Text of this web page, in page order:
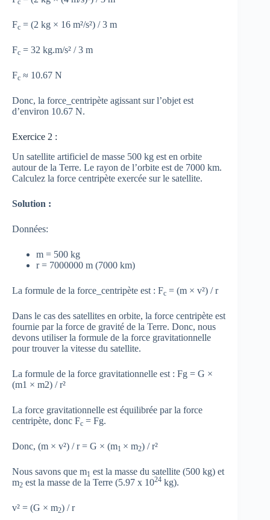
c
Fc = (2 kg × 16 m²/s²) / 3 m
Fc = 32 kg.m/s² / 3 m
Fc ≈ 10.67 N
Donc, la force_centripète agissant sur l’objet est
d’environ 10.67 N.
Exercice 2 :
Un satellite artificiel de masse 500 kg est en orbite
autour de la Terre. Le rayon de l’orbite est de 7000 km.
Calculez la force centripète exercée sur le satellite.
Solution :
Données:
m = 500 kg
r = 7000000 m (7000 km)
La formule de la force_centripète est : Fc = (m × v²) / r
Dans le cas des satellites en orbite, la force centripète est
fournie par la force de gravité de la Terre. Donc, nous
devons utiliser la formule de la force gravitationnelle
pour trouver la vitesse du satellite.
La formule de la force gravitationnelle est : Fg = G ×
(m1 × m2) / r²
La force gravitationnelle est équilibrée par la force
centripète, donc Fc = Fg.
Donc, (m × v²) / r = G × (m1 × m2) / r²
Nous savons que m1 est la masse du satellite (500 kg) et
m2 est la masse de la Terre (5.97 x 1024 kg).
v² = (G × m2) / r